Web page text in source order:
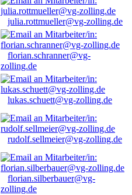
julia.rottmueller@vg-zolling.de
florian.schranner@vg-
zolling.de
lukas.schuett@vg-zolling.de
rudolf.sellmeier@vg-zolling.de
florian.silberbauer@vg-
zolling.de